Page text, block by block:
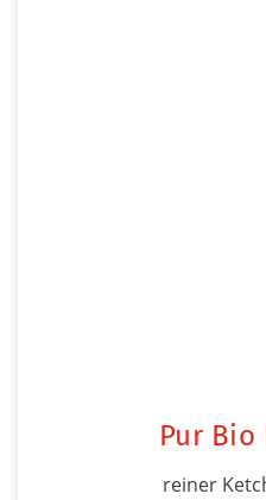
Pur Bio
reiner